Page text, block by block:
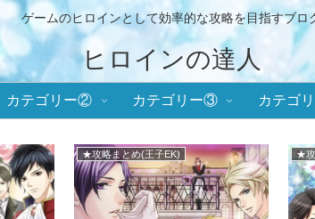
ゲームのヒロインとして効率的な攻略を目指すブロ
ヒロインの達人
カテゴリー② カテゴリー③ カテゴ
★攻略まとめ(天翔ける恋) ■イ